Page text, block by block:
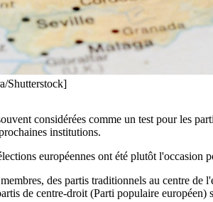
Shutterstock]
considérées comme un test pour les
institutions.
européennes ont été plutôt l'occasion
des partis traditionnels au centre
de centre-droit (Parti populaire